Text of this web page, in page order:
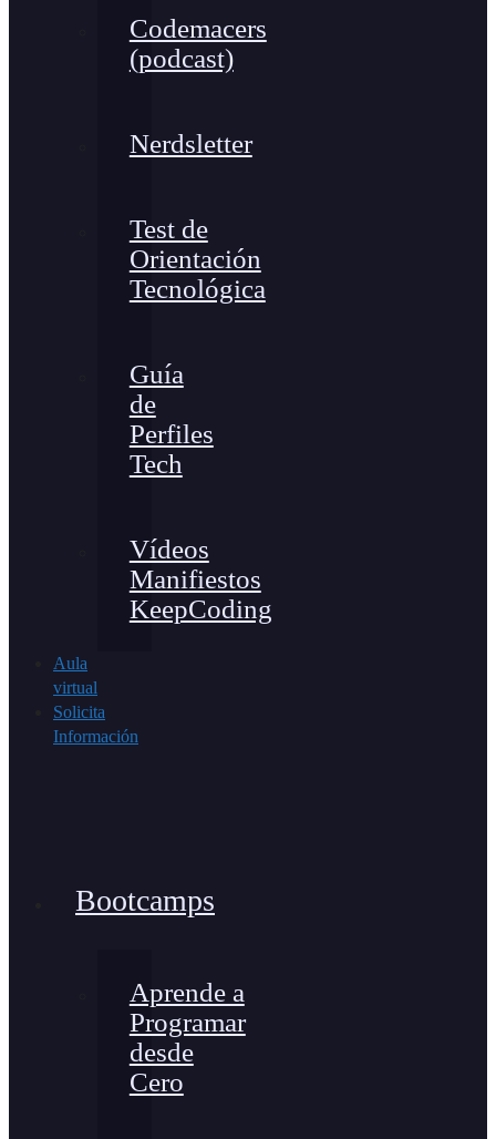
Codemacers
(podcast)
Nerdsletter
Test de
Orientación
Tecnológica
Guía
de
Perfiles
Tech
Vídeos
Manifiestos
KeepCoding
Aula
virtual
Solicita
Información
Bootcamps
Aprende a
Programar
desde
Cero